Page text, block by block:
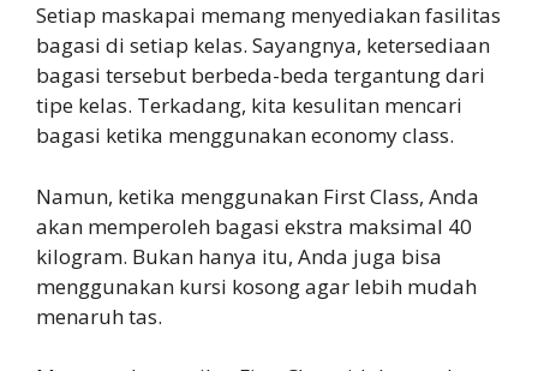
Setiap maskapai memang menyediakan fasilitas
bagasi di setiap kelas. Sayangnya, ketersediaan
bagasi tersebut berbeda-beda tergantung dari
tipe kelas. Terkadang, kita kesulitan mencari
bagasi ketika menggunakan economy class.
Namun, ketika menggunakan First Class, Anda
akan memperoleh bagasi ekstra maksimal 40
kilogram. Bukan hanya itu, Anda juga bisa
menggunakan kursi kosong agar lebih mudah
menaruh tas.